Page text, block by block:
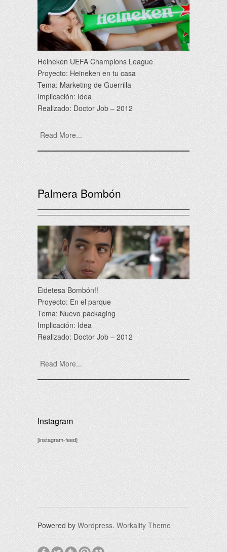
Heineken UEFA Champions League
Proyecto: Heineken en tu casa
Tema: Marketing de Guerrilla
Implicación: Idea
Realizado: Doctor Job – 2012
Read More...
Palmera Bombón
Eidetesa Bombón!!
Proyecto: En el parque
Tema: Nuevo packaging
Implicación: Idea
Realizado: Doctor Job – 2012
Read More...
Instagram
[instagram-feed]
Powered by Wordpress. Workality Theme